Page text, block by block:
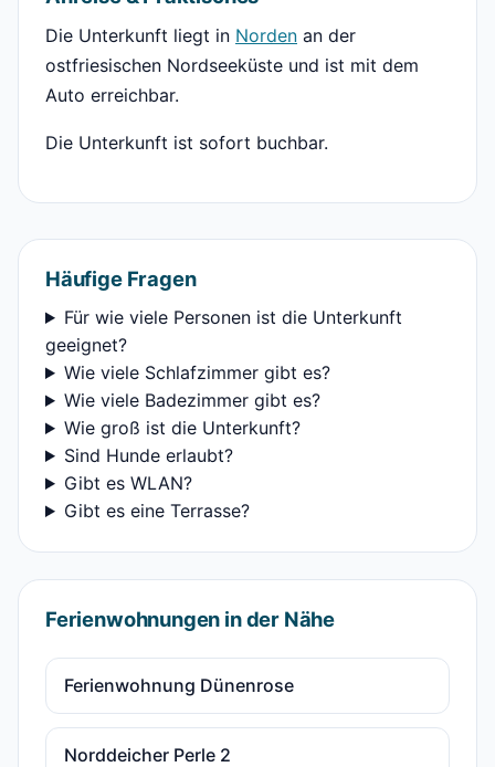
Die Unterkunft liegt in Norden an der
ostfriesischen Nordseeküste und ist mit dem
Auto erreichbar.
Die Unterkunft ist sofort buchbar.
Häufige Fragen
Für wie viele Personen ist die Unterkunft
geeignet?
Wie viele Schlafzimmer gibt es?
Wie viele Badezimmer gibt es?
Wie groß ist die Unterkunft?
Sind Hunde erlaubt?
Gibt es WLAN?
Gibt es eine Terrasse?
Ferienwohnungen in der Nähe
Ferienwohnung Dünenrose
Norddeicher Perle 2